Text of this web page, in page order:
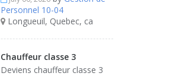
Personnel 10-04
Longueuil, Quebec, ca
Chauffeur classe 3
Deviens chauffeur classe 3